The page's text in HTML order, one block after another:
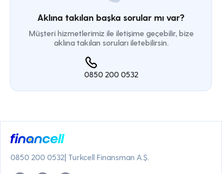
Aklına takılan başka sorular mı var?
Müşteri hizmetlerimiz ile iletişime geçebilir, bize
aklına takılan soruları iletebilirsin.
0850 200 0532
0850 200 0532| Turkcell Finansman A.Ş.